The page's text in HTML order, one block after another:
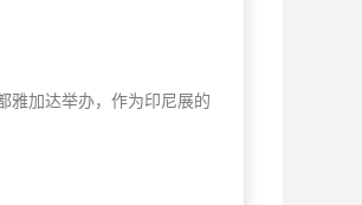
雅加达举办，作为印尼展的